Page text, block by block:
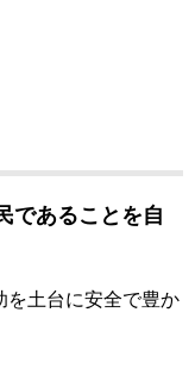
であることを自
を土台に安全で豊か